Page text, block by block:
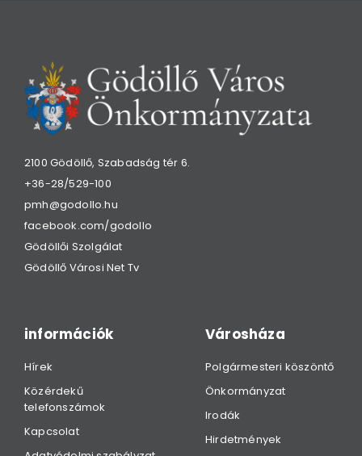
2100 Gödöllő, Szabadság tér 6.
+36-28/529-100
pmh@godollo.hu
facebook.com/godollo
Gödöllői Szolgálat
Gödöllő Városi Net Tv
információk
Hírek
Közérdekű
telefonszámok
Kapcsolat
Városháza
Polgármesteri köszöntő
Önkormányzat
Irodák
Hirdetmények